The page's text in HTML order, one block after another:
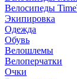
Велосипеды
Экипировка
Одежда
Обувь
Велошлемы
Велоперчатки
Очки